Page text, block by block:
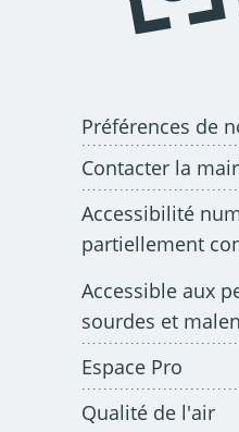
Préférences de
Contacter la
Accessibilité
partiellement
Accessible aux
sourdes et
Espace Pro
Qualité de l'air